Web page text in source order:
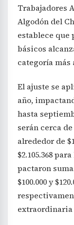
Trabajadores
Algodón del
establece que
básicos
categoría más
El ajuste se
año,
hasta
serán cerca de
alrededor de
$2.105.368
pactaron
$100.000 y
extraordinaria